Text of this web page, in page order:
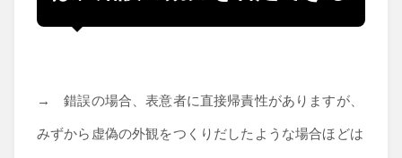
→ 錯誤の場合、表意者に直接帰責性がありますが、
みずから虚偽の外観をつくりだしたような場合ほどは